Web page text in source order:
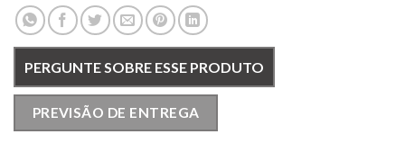
PERGUNTE SOBRE ESSE PRODUTO
PREVISÃO DE ENTREGA